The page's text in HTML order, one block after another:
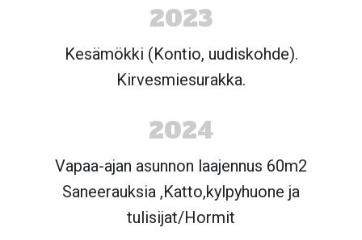
2023
Kesämökki (Kontio, uudiskohde).
Kirvesmiesurakka.
2024
Vapaa-ajan asunnon laajennus 60m2
Saneerauksia ,Katto,kylpyhuone ja
tulisijat/Hormit